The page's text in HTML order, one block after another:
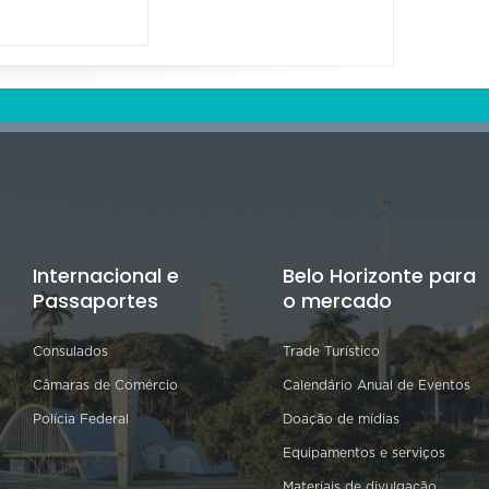
Internacional e
Passaportes
Consulados
Câmaras de Comércio
Polícia Federal
Belo Horizonte para
o mercado
Trade Turístico
Calendário Anual de Eventos
Doação de mídias
Equipamentos e serviços